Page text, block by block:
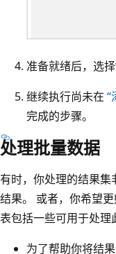
准备就绪后，选择
继续执行尚未在 “
完成的步骤。
处理批量数据
有时，你处理的结果
结果。 或者，你希望
表包括一些可用于处理
为了帮助你将结